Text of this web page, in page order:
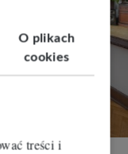
O plikach
cookies
treści i